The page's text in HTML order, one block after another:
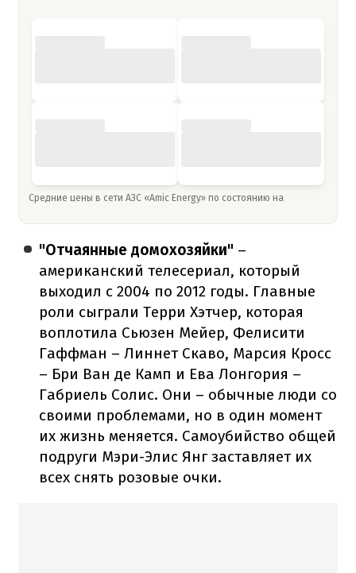
Средние цены в сети АЗС «Amic Energy» по состоянию на
"Отчаянные домохозяйки" –
американский телесериал, который
выходил с 2004 по 2012 годы. Главные
роли сыграли Терри Хэтчер, которая
воплотила Сьюзен Мейер, Фелисити
Гаффман – Линнет Скаво, Марсия Кросс
– Бри Ван де Камп и Ева Лонгория –
Габриель Солис. Они – обычные люди со
своими проблемами, но в один момент
их жизнь меняется. Самоубийство общей
подруги Мэри-Элис Янг заставляет их
всех снять розовые очки.